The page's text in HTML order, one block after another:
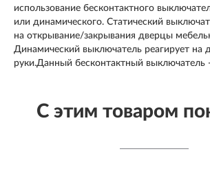
использование бесконтактного
или динамического. Статический
на открывание/закрывания дверцы
Динамический выключатель реагирует на
руки.Данный бесконтактный выключатель
С этим товаром